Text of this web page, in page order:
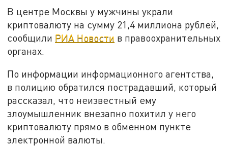
В центре Москвы у мужчины украли
криптовалюту на сумму 21,4 миллиона рублей,
сообщили РИА Новости в правоохранительных
органах.
По информации информационного агентства,
в полицию обратился пострадавший, который
рассказал, что неизвестный ему
злоумышленник внезапно похитил у него
криптовалюту прямо в обменном пункте
электронной валюты.